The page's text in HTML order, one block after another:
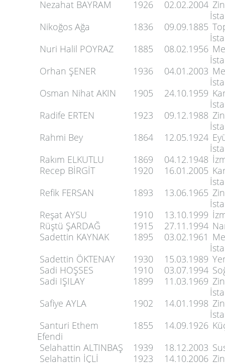
Nezahat BAYRAM
1926 02.02.2004
Nikoğos Ağa
1836 09.09.1885
Nuri Halil POYRAZ
1885 08.02.1956
Orhan ŞENER
1936 04.01.2003
Osman Nihat AKIN
1905 24.10.1959
Radife ERTEN
1923 09.12.1988
Rahmi Bey
1864 12.05.1924
Rakım ELKUTLU
1869 04.12.1948
Recep BİRGİT
1920 16.01.2005
Refik FERSAN
1893 13.06.1965
Reşat AYSU
1910 13.10.1999
Rüştü ŞARDAĞ
1915 27.11.1994
Sadettin KAYNAK
1895 03.02.1961
Sadettin ÖKTENAY
1930 15.03.1989
Sadi HOŞSES
1910 03.07.1994
Sadi IŞILAY
1899 11.03.1969
Safiye AYLA
1902 14.01.1998
Santuri Ethem
Efendi
1855 14.09.1926
Selahattin ALTINBAŞ
1939 18.12.2003
Selahattin İÇLİ
1923 14.10.2006